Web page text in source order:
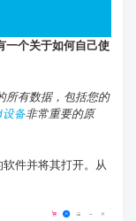
一个关于如何自己使
所有数据，包括您的
备非常重要的原
件并将其打开。从